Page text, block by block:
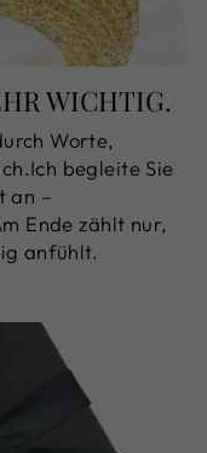
WICHTIG.
Worte,
begleite Sie
an –
Ende zählt nur,
anfühlt.